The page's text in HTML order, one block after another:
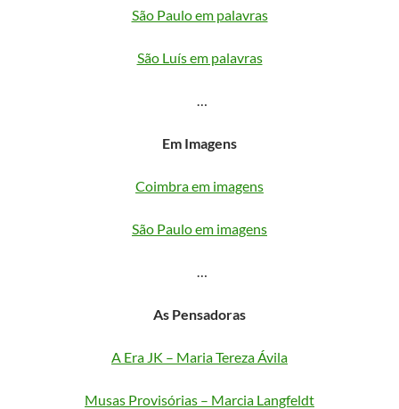
São Paulo em palavras
São Luís em palavras
Em Imagens
Coimbra em imagens
São Paulo em imagens
As Pensadoras
A Era JK – Maria Tereza Ávila
Musas Provisórias – Marcia Langfeldt